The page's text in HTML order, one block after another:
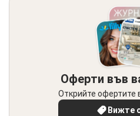
Оферти във
Открийте офертите
Вижте